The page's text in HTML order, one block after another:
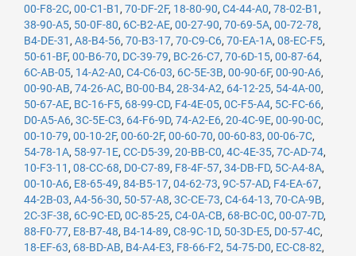
00-F8-2C, 00-C1-B1 , 70-DF-2F, 18-80-90, C4-44-A0, 78-02-B1 ,
38-90-A5, 50-0F-80, 6C-B2-AE, 00-27-90, 70-69-5A, 00-72-78,
B4-DE-31 , A8-B4-56, 70-B3-17, 70-C9-C6, 70-EA-1A, 08-EC-F5,
50-61-BF, 00-B6-70, DC-39-79, BC-26-C7, 70-6D-15, 00-87-64,
6C-AB-05, 14-A2-A0, C4-C6-03, 6C-5E-3B, 00-90-6F, 00-90-A6,
00-90-AB, 74-26-AC, B0-00-B4, 28-34-A2, 64-12-25, 54-4A-00,
50-67-AE, BC-16-F5, 68-99-CD, F4-4E-05, 0C-F5-A4, 5C-FC-66,
D0-A5-A6, 3C-5E-C3, 64-F6-9D, 74-A2-E6, 20-4C-9E, 00-90-0C,
00-10-79, 00-10-2F, 00-60-2F, 00-60-70, 00-60-83, 00-06-7C,
54-78-1A, 58-97-1E, CC-D5-39, 20-BB-C0, 4C-4E-35, 7C-AD-74,
10-F3-11 , 08-CC-68, D0-C7-89, F8-4F-57, 34-DB-FD, 5C-A4-8A,
00-10-A6, E8-65-49, 84-B5-17, 04-62-73, 9C-57-AD, F4-EA-67,
44-2B-03, A4-56-30, 50-57-A8, 3C-CE-73, C4-64-13, 70-CA-9B,
2C-3F-38, 6C-9C-ED, 0C-85-25, C4-0A-CB, 68-BC-0C, 00-07-7D,
88-F0-77, E8-B7-48, B4-14-89, C8-9C-1D, 50-3D-E5, D0-57-4C,
18-EF-63, 68-BD-AB, B4-A4-E3, F8-66-F2, 54-75-D0, EC-C8-82,